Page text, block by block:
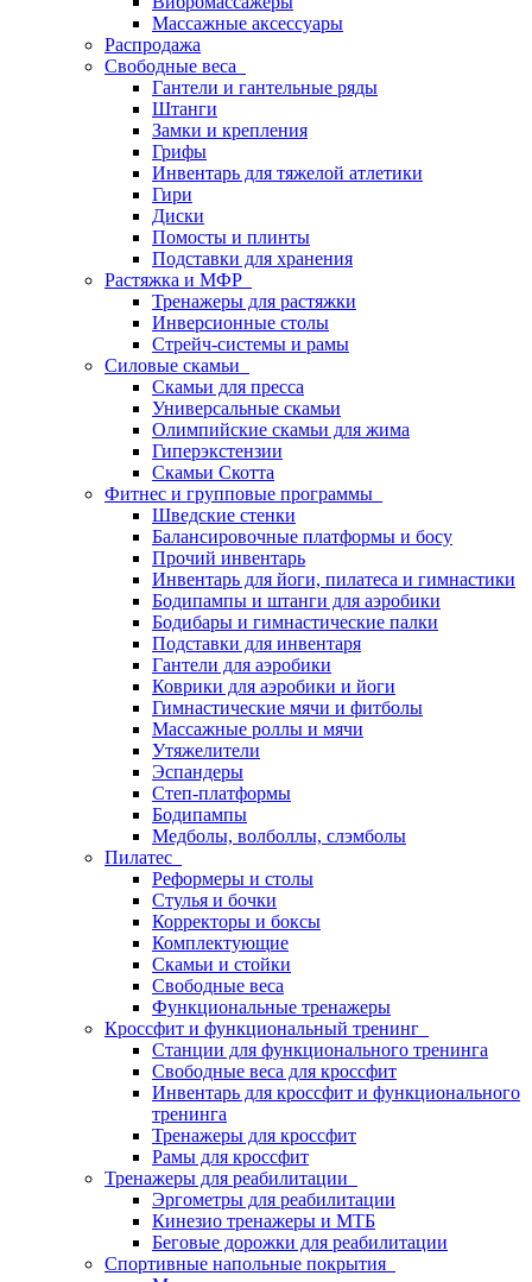
Массажные аксессуары
Распродажа
Свободные веса
Гантели и гантельные ряды
Штанги
Замки и крепления
Грифы
Инвентарь для тяжелой атлетики
Гири
Диски
Помосты и плинты
Подставки для хранения
Растяжка и МФР
Тренажеры для растяжки
Инверсионные столы
Стрейч-системы и рамы
Силовые скамьи
Скамьи для пресса
Универсальные скамьи
Олимпийские скамьи для жима
Гиперэкстензии
Скамьи Скотта
Фитнес и групповые программы
Шведские стенки
Балансировочные платформы и босу
Прочий инвентарь
Инвентарь для йоги, пилатеса и гимнастики
Бодипампы и штанги для аэробики
Бодибары и гимнастические палки
Подставки для инвентаря
Гантели для аэробики
Коврики для аэробики и йоги
Гимнастические мячи и фитболы
Массажные роллы и мячи
Утяжелители
Эспандеры
Степ-платформы
Бодипампы
Медболы, волболлы, слэмболы
Пилатес
Реформеры и столы
Стулья и бочки
Корректоры и боксы
Комплектующие
Скамьи и стойки
Свободные веса
Функциональные тренажеры
Кроссфит и функциональный тренинг
Станции для функционального тренинга
Свободные веса для кроссфит
Инвентарь для кроссфит и функционального
тренинга
Тренажеры для кроссфит
Рамы для кроссфит
Тренажеры для реабилитации
Эргометры для реабилитации
Кинезио тренажеры и МТБ
Беговые дорожки для реабилитации
Спортивные напольные покрытия